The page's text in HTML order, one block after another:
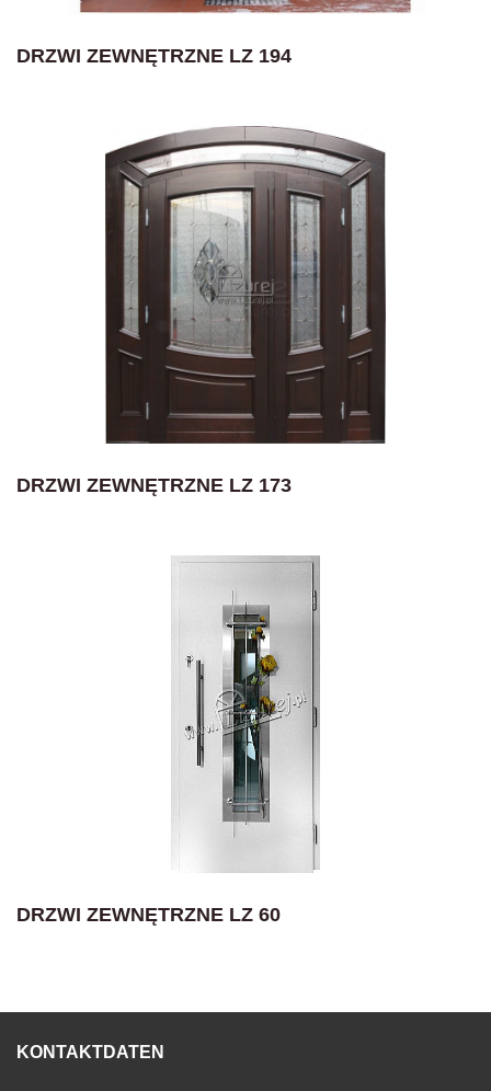
DRZWI ZEWNĘTRZNE LZ 194
DRZWI ZEWNĘTRZNE LZ 173
DRZWI ZEWNĘTRZNE LZ 60
KONTAKTDATEN